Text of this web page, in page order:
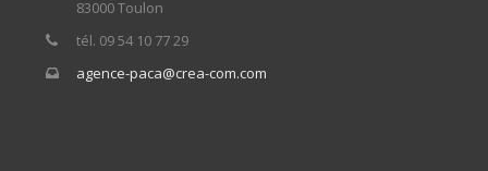
83000 Toulon
tél. 09 54 10 77 29
agence-paca@crea-com.com